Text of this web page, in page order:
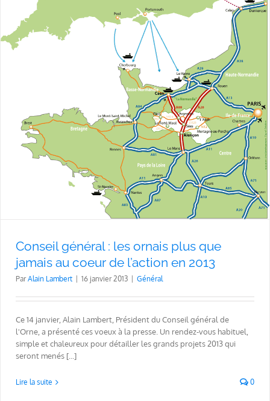
Conseil général : les ornais plus que
jamais au coeur de l’action en 2013
ParAlain Lambert 16 janvier 2013 Général
Ce 14 janvier, Alain Lambert, Président du Conseil général de
l'Orne, a présenté ces voeux à la presse. Un rendez-vous habituel,
simple et chaleureux pour détailler les grands projets 2013 qui
seront menés [...]
Lire la suite 0